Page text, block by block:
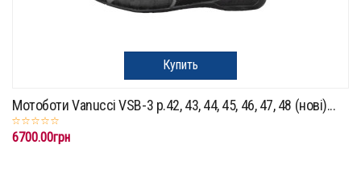
Купить
Мотоботи Vanucci VSB-3 р.42, 43, 44, 45, 46, 47, 48 (нові)...
6700.00грн